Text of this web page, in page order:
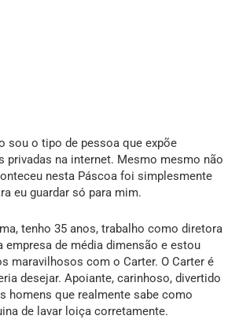
sou o tipo de pessoa que expõe
privadas na internet. Mesmo mesmo não
nesta Páscoa foi simplesmente
eu guardar só para mim.
tenho 35 anos, trabalho como diretora
empresa de média dimensão e estou
maravilhosos com o Carter. O Carter é
desejar. Apoiante, carinhoso, divertido
homens que realmente sabe como
de lavar loiça corretamente.